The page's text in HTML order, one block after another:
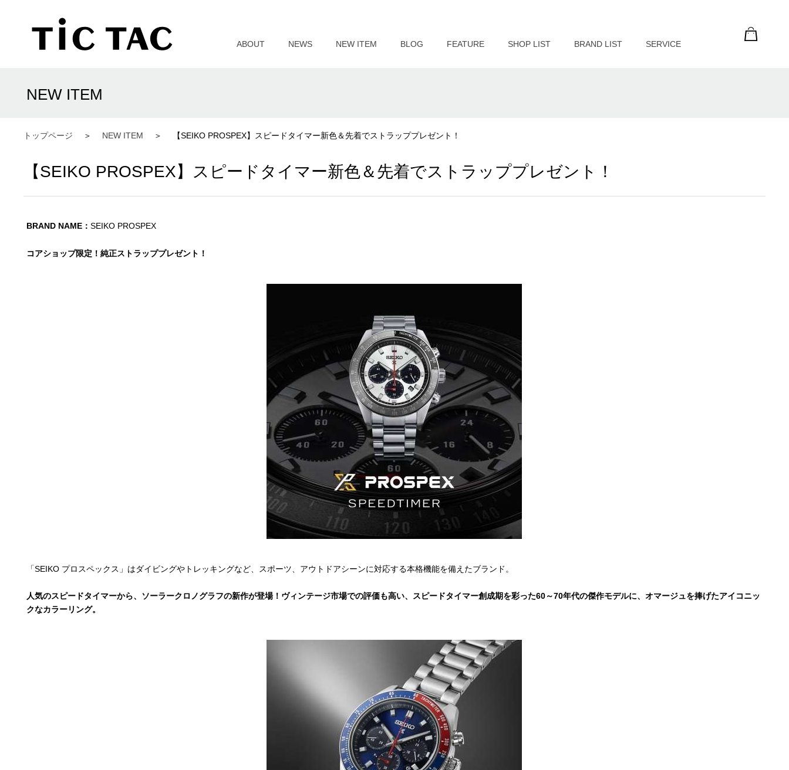
ABOUT NEWS NEW ITEM BLOG FEATURE SHOP LIST BRAND LIST SERVICE
NEW ITEM
トップページ NEW ITEM 【SEIKO PROSPEX】スピードタイマー新色＆先着でストラッププレゼント！
【SEIKO PROSPEX】スピードタイマー新色＆先着でストラッププレゼント！
BRAND NAME：SEIKO PROSPEX
コアショップ限定！純正ストラッププレゼント！
「SEIKO プロスペックス」はダイビングやトレッキングなど、スポーツ、アウトドアシーンに対応する本格機能を備えたブランド。
人気のスピードタイマーから、ソーラークロノグラフの新作が登場！ヴィンテージ市場での評価も高い、スピードタイマー創成期を彩った60～70年代の傑作モデルに、オマージュを捧げたアイコニッ
クなカラーリング。